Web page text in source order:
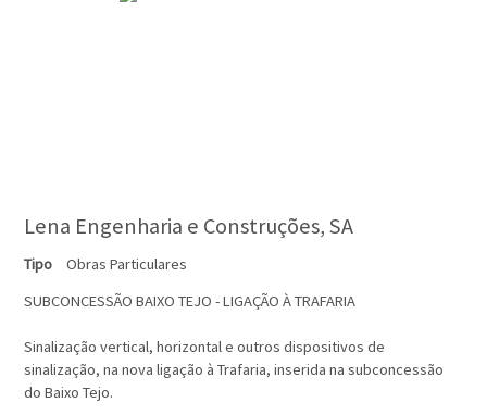
Lena Engenharia e Construções, SA
Tipo
Obras Particulares
SUBCONCESSÃO BAIXO TEJO - LIGAÇÃO À TRAFARIA
Sinalização vertical, horizontal e outros dispositivos de
sinalização, na nova ligação à Trafaria, inserida na subconcessão
do Baixo Tejo.